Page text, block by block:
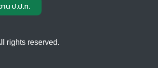
น ป.ป.ท.
rights reserved.